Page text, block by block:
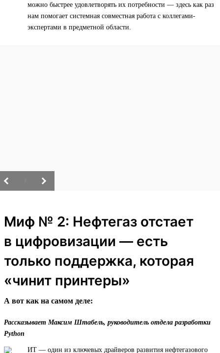
можно быстрее удовлетворять их потребности — здесь как раз
нам помогает системная совместная работа с коллегами-
экспертами в предметной области.
Миф № 2: Нефтегаз отстает
в цифровизации — есть
только поддержка, которая
«чинит принтеры»
А вот как на самом деле:
Рассказывает Максим Штабель, руководитель отдела разработки
Python
ИТ — один из ключевых драйверов развития нефтегазового